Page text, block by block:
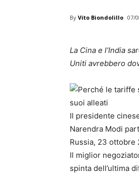
By Vito Biondolillo 07/
La Cina e l’India
Uniti avrebbero
Il presidente
Narendra Modi
Russia, 23 ottobre
Il miglior
spinta dell’ultima